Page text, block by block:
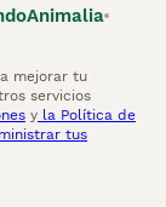
mejorar tu
servicios
y la Política de
tus